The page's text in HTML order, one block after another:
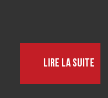
Lire la suite